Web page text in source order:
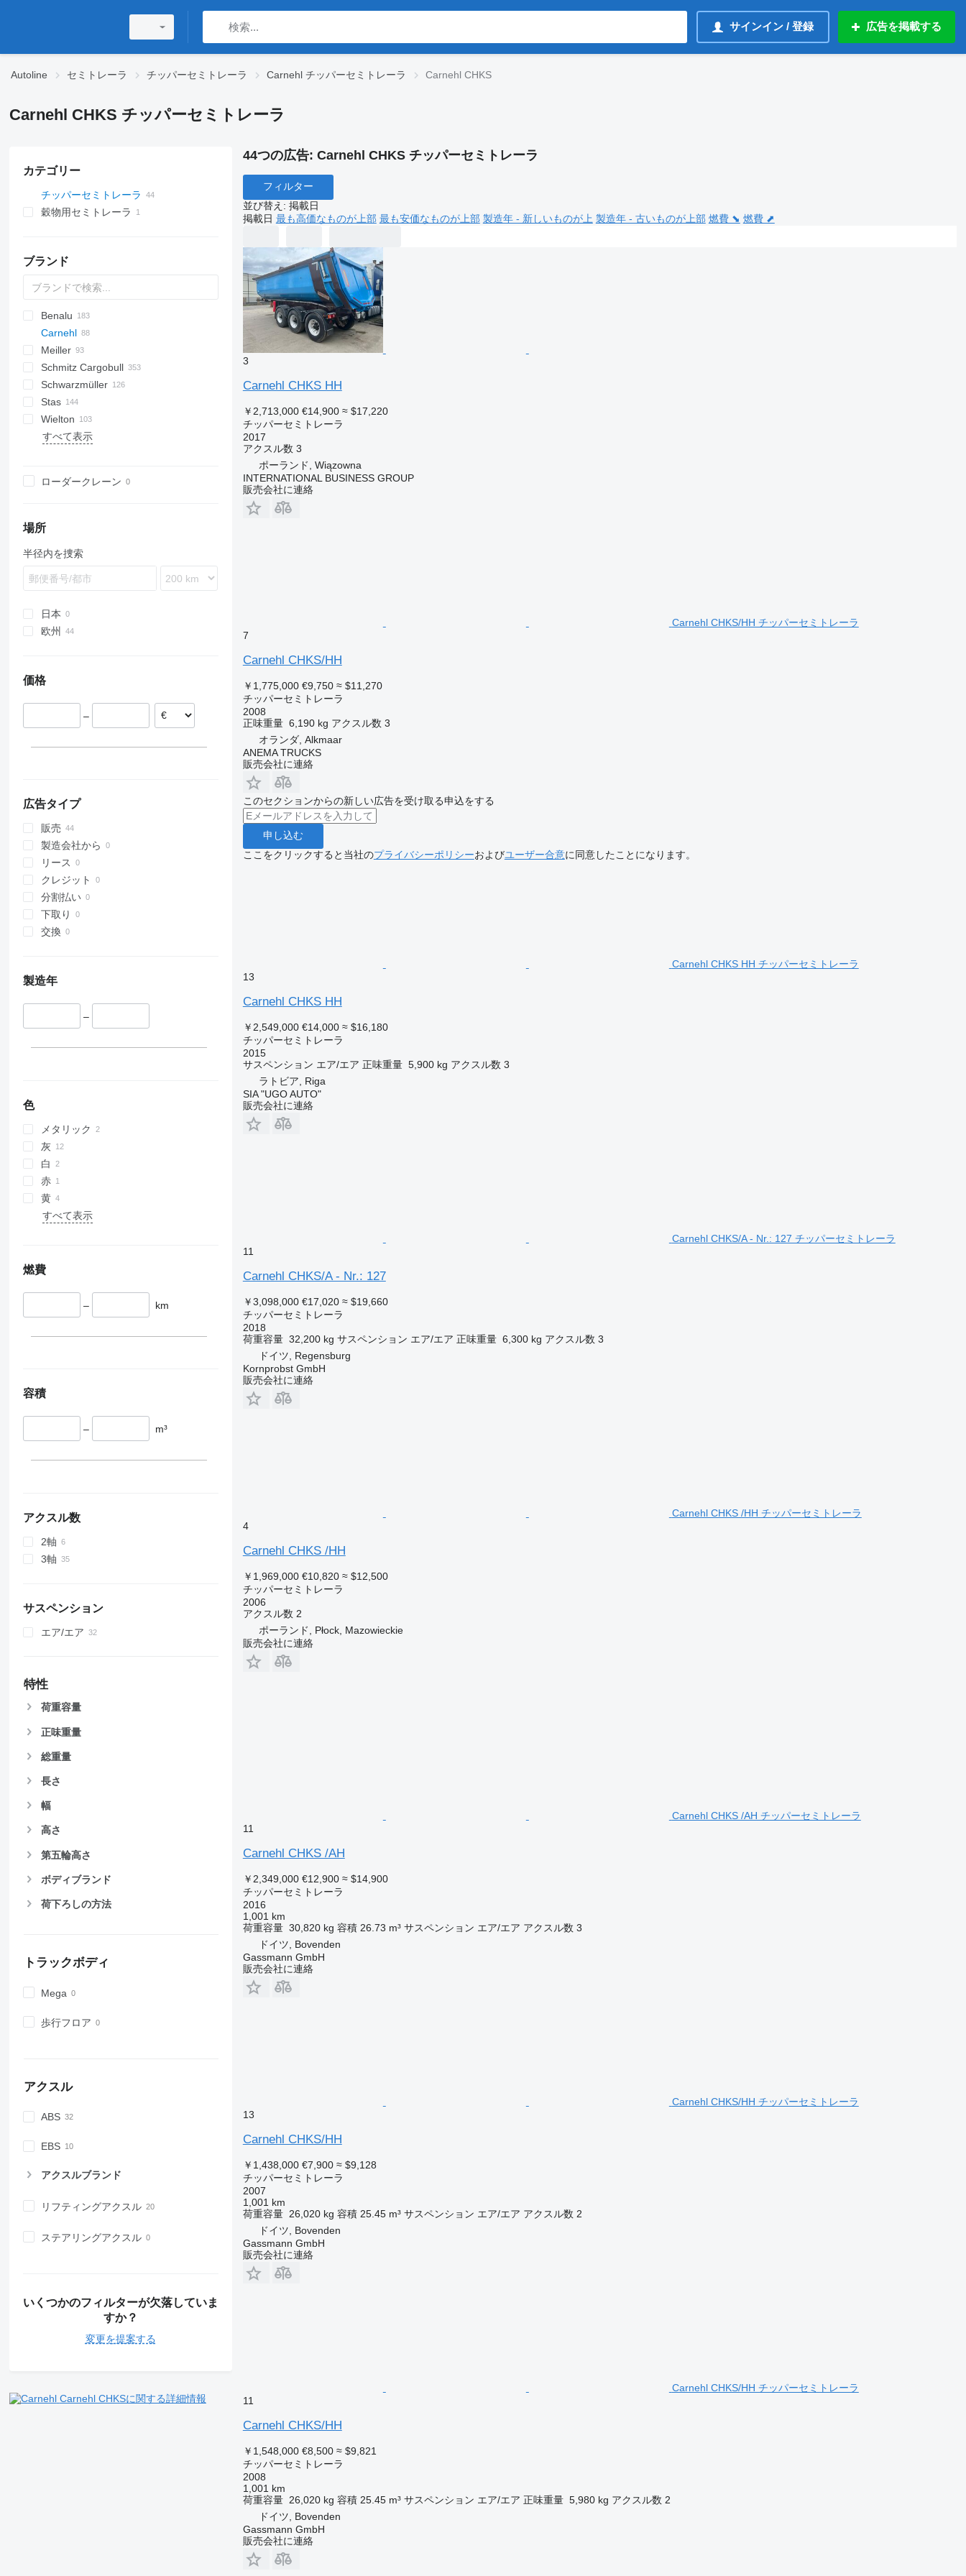
サインイン / 登録 広告を掲載する
Autoline セミトレーラ チッパーセミトレーラ Carnehl チッパーセミトレーラ Carnehl CHKS
Carnehl CHKS チッパーセミトレーラ
カテゴリー
チッパーセミトレーラ
穀物用セミトレーラ
ブランド
OKA
OKHS
OKS
HTS
Benalu
Agriliner
Bulkliner
C-series
Landliner
Optiliner
T-series
N-series
KIS
Carnehl
CHKS
CHKS A
CHKS HH
ZDK
DHKA
DHKS
EDK
SDS
TDK
TMK
HW
Oplegger
SGB
GS
S-series
S-series
T-series
SKD
SKM
SP
K-series
CF
SKB
XS
SK
0-2
0-3
O-3
SK
MNL
Meiller
G-series
MHKS
MHPS
SA
SL
SD
MPS
EURO
K-series
SVF
EDK
OL
NS
S-series
T669
RHKS
Premium
Kaiser
Schmitz Cargobull
S-series
SCB
SGF
SKI
Schwarzmüller
HKS
S1
SK
Stas
S-series
SP
ADR
EX
Wielton
NW
D-series
36
すべて表示
ローダークレーン
場所
半径内を捜索
日本
欧州
ルーマニア
価格
–
広告タイプ
販売
製造会社から
リース
クレジット
分割払い
下取り
交換
製造年
–
色
メタリック
灰
白
赤
黄
すべて表示
燃費
– km
容積
– m³
アクスル数
2軸
3軸
サスペンション
エア/エア
特性
荷重容量
正味重量
総重量
長さ
幅
高さ
第五輪高さ
ボディブランド
荷下ろしの方法
トラックボディ
Mega
歩行フロア
アクスル
ABS
EBS
アクスルブランド
リフティングアクスル
ステアリングアクスル
いくつかのフィルターが欠落していま
すか？
変更を提案する
Carnehl CHKSに関する詳細情報
44つの広告: Carnehl CHKS チッパーセミトレーラ
フィルター
並び替え : 掲載日
掲載日 最も高価なものが上部 最も安価なものが上部 製造年 - 新しいものが上 製造年 - 古いものが上部 燃費 ⬊ 燃費 ⬈
3
Carnehl CHKS HH
￥2,713,000 €14,900 ≈ $17,220
チッパーセミトレーラ
2017
アクスル数 3
ポーランド, Wiązowna
INTERNATIONAL BUSINESS GROUP
販売会社に連絡
Carnehl CHKS/HH チッパーセミトレーラ
7
Carnehl CHKS/HH
￥1,775,000 €9,750 ≈ $11,270
チッパーセミトレーラ
2008
正味重量 6,190 kg アクスル数 3
オランダ, Alkmaar
ANEMA TRUCKS
販売会社に連絡
このセクションからの新しい広告を受け取る申込をする
申し込む
ここをクリックすると当社のプライバシーポリシーおよびユーザー合意に同意したことになります。
Carnehl CHKS HH チッパーセミトレーラ
13
Carnehl CHKS HH
￥2,549,000 €14,000 ≈ $16,180
チッパーセミトレーラ
2015
サスペンション エア/エア 正味重量 5,900 kg アクスル数 3
ラトビア, Riga
SIA "UGO AUTO"
販売会社に連絡
Carnehl CHKS/A - Nr.: 127 チッパーセミトレーラ
11
Carnehl CHKS/A - Nr.: 127
￥3,098,000 €17,020 ≈ $19,660
チッパーセミトレーラ
2018
荷重容量 32,200 kg サスペンション エア/エア 正味重量 6,300 kg アクスル数 3
ドイツ, Regensburg
Kornprobst GmbH
販売会社に連絡
Carnehl CHKS /HH チッパーセミトレーラ
4
Carnehl CHKS /HH
￥1,969,000 €10,820 ≈ $12,500
チッパーセミトレーラ
2006
アクスル数 2
ポーランド, Płock, Mazowieckie
販売会社に連絡
Carnehl CHKS /AH チッパーセミトレーラ
11
Carnehl CHKS /AH
￥2,349,000 €12,900 ≈ $14,900
チッパーセミトレーラ
2016
1,001 km
荷重容量 30,820 kg 容積 26.73 m³ サスペンション エア/エア アクスル数 3
ドイツ, Bovenden
Gassmann GmbH
販売会社に連絡
Carnehl CHKS/HH チッパーセミトレーラ
13
Carnehl CHKS/HH
￥1,438,000 €7,900 ≈ $9,128
チッパーセミトレーラ
2007
1,001 km
荷重容量 26,020 kg 容積 25.45 m³ サスペンション エア/エア アクスル数 2
ドイツ, Bovenden
Gassmann GmbH
販売会社に連絡
Carnehl CHKS/HH チッパーセミトレーラ
11
Carnehl CHKS/HH
￥1,548,000 €8,500 ≈ $9,821
チッパーセミトレーラ
2008
1,001 km
荷重容量 26,020 kg 容積 25.45 m³ サスペンション エア/エア 正味重量 5,980 kg アクスル数 2
ドイツ, Bovenden
Gassmann GmbH
販売会社に連絡